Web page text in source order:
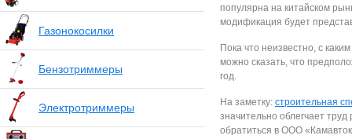
Газонокосилки
Бензотриммеры
Электротриммеры
популярна на китайском
модификация будет
Пока что неизвестно, с
можно сказать, что
год.
На заметку: строительная
значительно облегчает
обратиться в ООО